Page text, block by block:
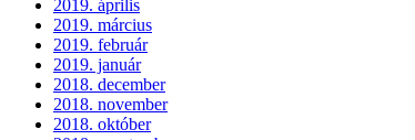
2019. április
2019. március
2019. február
2019. január
2018. december
2018. november
2018. október